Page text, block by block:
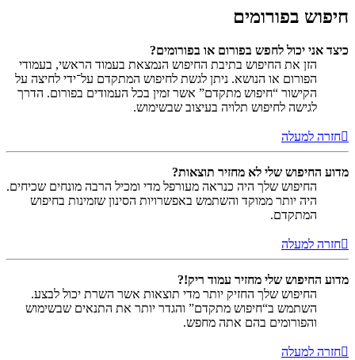
חיפוש בפורומים
כיצד אני יכול לחפש בפורום או בפורומים?
הזן את החיפוש בתיבת החיפוש הנמצאת בעמוד הראשי, בעמודי
הפורום או הנושא. ניתן לגשת לחיפוש המתקדם על־ידי לחיצה על
הקישור “חיפוש מתקדם” אשר זמין בכל העמודים בפורום. הדרך
לגישה לחיפוש תלויה בעיצוב שבשימוש.
חזרה למעלה
מדוע החיפוש שלי לא מחזיר תוצאות?
החיפוש שלך היה כנראה מעורפל מדי ומכיל הרבה מונחים שכיחים.
היה יותר ממוקד והשתמש באפשרויות הסינון שזמינות בחיפוש
המתקדם.
חזרה למעלה
מדוע החיפוש שלי מחזיר עמוד ריק!?
החיפוש שלך החזיק יותר מדי תוצאות אשר השרת יכול לבצע.
השתמש ב“חיפוש מתקדם” והגדר יותר את התנאים שבשימוש
והפורומים בהם אתה מחפש.
חזרה למעלה